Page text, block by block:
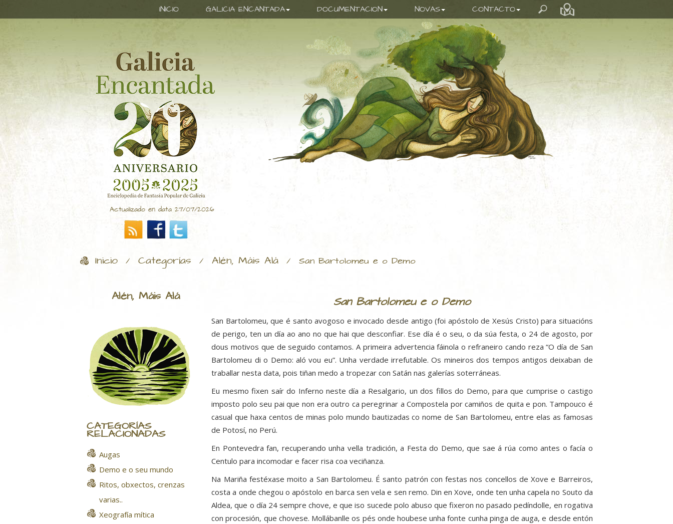
INICIO GALICIA ENCANTADA DOCUMENTACION NOVAS CONTACTO
Actualizado en data 27/07/2026
Inicio / Categorías / Alén, Máis Alá / San Bartolomeu e o Demo
Alén, Máis Alá
CATEGORÍAS
RELACIONADAS
Augas
Demo e o seu mundo
Ritos, obxectos, crenzas
varias..
Xeografía mítica
San Bartolomeu e o Demo
San Bartolomeu, que é santo avogoso e invocado desde antigo (foi apóstolo de Xesús Cristo) para situacións
de perigo, ten un día ao ano no que hai que desconfiar. Ese día é o seu, o da súa festa, o 24 de agosto, por
dous motivos que de seguido contamos. A primeira advertencia fáinola o refraneiro cando reza “O día de San
Bartolomeu di o Demo: aló vou eu”. Unha verdade irrefutable. Os mineiros dos tempos antigos deixaban de
traballar nesta data, pois tiñan medo a tropezar con Satán nas galerías soterráneas.
Eu mesmo fixen saír do Inferno neste día a Resalgario, un dos fillos do Demo, para que cumprise o castigo
imposto polo seu pai que non era outro ca peregrinar a Compostela por camiños de quita e pon. Tampouco é
casual que haxa centos de minas polo mundo bautizadas co nome de San Bartolomeu, entre elas as famosas
de Potosí, no Perú.
En Pontevedra fan, recuperando unha vella tradición, a Festa do Demo, que sae á rúa como antes o facía o
Centulo para incomodar e facer risa coa veciñanza.
Na Mariña festéxase moito a San Bartolomeu. É santo patrón con festas nos concellos de Xove e Barreiros,
costa a onde chegou o apóstolo en barca sen vela e sen remo. Din en Xove, onde ten unha capela no Souto da
Aldea, que o día 24 sempre chove, e que iso sucede polo abuso que fixeron no pasado pedíndolle, en rogativa
con procesión, que chovese. Mollábanlle os pés onde houbese unha fonte cunha pinga de auga, e desde entón